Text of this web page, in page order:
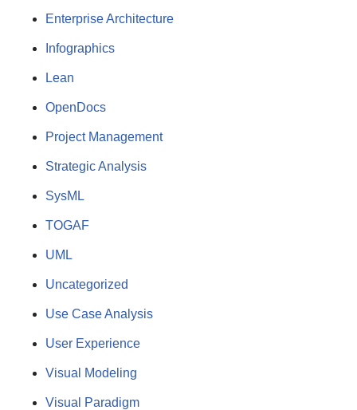
Enterprise Architecture
Infographics
Lean
OpenDocs
Project Management
Strategic Analysis
SysML
TOGAF
UML
Uncategorized
Use Case Analysis
User Experience
Visual Modeling
Visual Paradigm